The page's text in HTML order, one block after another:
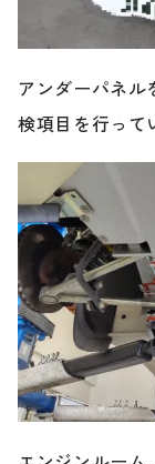
お問い合わせ
アンダーパネル
検項目を行って